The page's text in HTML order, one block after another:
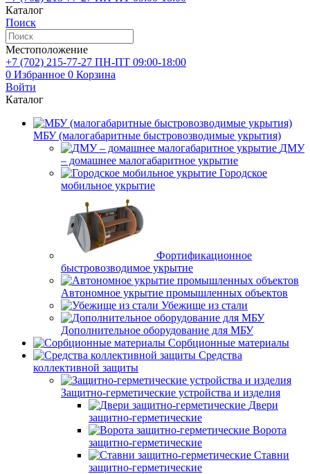
Каталог
Поиск
Местоположение
+7 (702) 215-77-27 ПН-ПТ 09:00-18:00
0 Избранное 0 Корзина
Войти
Каталог
МБУ (малогабаритные быстровозводимые укрытия)
ДМУ
– домашнее малогабаритное укрытие
Городское
мобильное укрытие
Фортификационное
быстровозводимое укрытие
Автономное укрытие промышленных объектов
Убежище из стали
Дополнительное оборудование для МБУ
Сорбционные материалы
Средства
коллективной защиты
Защитно-герметические устройства и изделия
Двери
защитно-герметические
Ворота
защитно-герметические
Ставни
защитно-герметические